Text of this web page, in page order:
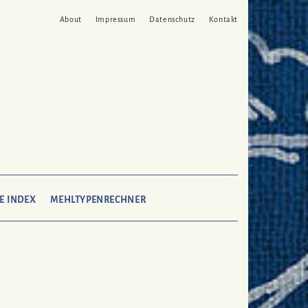
About Impressum Datenschutz Kontakt
INDEX MEHLTYPENRECHNER